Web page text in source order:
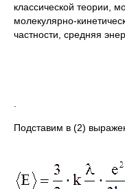
классической теории,
молекулярно-
частности, средняя
.
Подставим в (2)